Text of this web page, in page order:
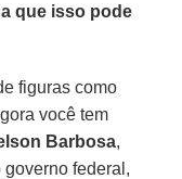
que isso pode
fi­guras como
você tem
Barbosa,
fe­deral,